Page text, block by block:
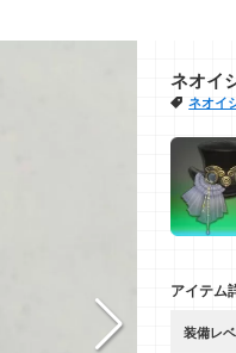
ネオイ
ネオイ
アイテム
装備レ